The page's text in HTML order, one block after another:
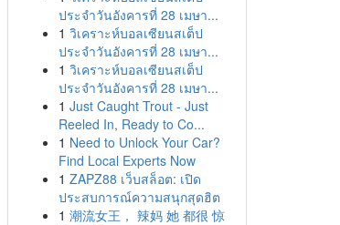
ประจำวันอังคารที่ 28 เมษา...
1 วิเคราะห์บอลเซียนสเต็ป
ประจำวันอังคารที่ 28 เมษา...
1 วิเคราะห์บอลเซียนสเต็ป
ประจำวันอังคารที่ 28 เมษา...
1 Just Caught Trout - Just
Reeled In, Ready to Co...
1 Need to Unlock Your Car?
Find Local Experts Now
1 ZAPZ88 เว็บสล็อต: เปิด
ประสบการณ์ความสนุกสุดฮิต
1 潮流女王， 辣妈 她 都很 惊